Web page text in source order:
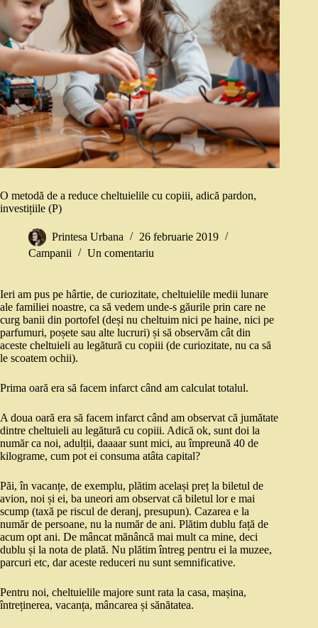
O metodă de a reduce cheltuielile cu copiii, adică pardon,
investițiile (P)
Printesa Urbana
26 februarie 2019
Campanii
Un comentariu
Ieri am pus pe hârtie, de curiozitate, cheltuielile medii lunare
ale familiei noastre, ca să vedem unde-s găurile prin care ne
curg banii din portofel (deși nu cheltuim nici pe haine, nici pe
parfumuri, poșete sau alte lucruri) și să observăm cât din
aceste cheltuieli au legătură cu copiii (de curiozitate, nu ca să
le scoatem ochii).
Prima oară era să facem infarct când am calculat totalul.
A doua oară era să facem infarct când am observat că jumătate
dintre cheltuieli au legătură cu copiii. Adică ok, sunt doi la
număr ca noi, adulții, daaaar sunt mici, au împreună 40 de
kilograme, cum pot ei consuma atâta capital?
Păi, în vacanțe, de exemplu, plătim același preț la biletul de
avion, noi și ei, ba uneori am observat că biletul lor e mai
scump (taxă pe riscul de deranj, presupun). Cazarea e la
număr de persoane, nu la număr de ani. Plătim dublu față de
acum opt ani. De mâncat mănâncă mai mult ca mine, deci
dublu și la nota de plată. Nu plătim întreg pentru ei la muzee,
parcuri etc, dar aceste reduceri nu sunt semnificative.
Pentru noi, cheltuielile majore sunt rata la casa, mașina,
întreținerea, vacanța, mâncarea și sănătatea.